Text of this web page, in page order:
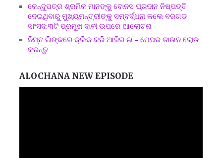
କେନ୍ଦୁପତ୍ର ଶ୍ରମିକ ମାନଙ୍କୁ ବୋନସ ପ୍ରଦାନ ନିଷ୍ପତ୍ତି
ଦେଇଥିବାରୁ ମୁଖ୍ୟମନ୍ତ୍ରୀଙ୍କୁ ସମ୍ବର୍ଦ୍ଧନା କଲେ ବରଗଡ
ସାଂସଦ:୩ଟି ପ୍ରମୁଖ ଦାବୀ ଉପରେ ଆଲୋଚନା
ନିମ୍ନ ଲିଙ୍କରେ କ୍ଲିକ କରି ଆଜିର ଇ – ପେପର ଡାଉନ ଲୋଡ
କରନ୍ତୁ
ALOCHANA NEW EPISODE